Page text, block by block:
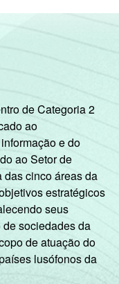
de Categoria 2
ao
e do
ao Setor de
das cinco áreas da
estratégicos
seus
sociedades da
de atuação do
lusófonos da